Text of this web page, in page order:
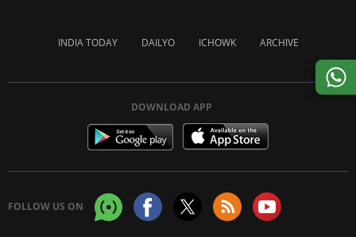
INDIA TODAY DAILYO ICHOWK ARCHIVE
DOWNLOAD APP
FOLLOW US ON